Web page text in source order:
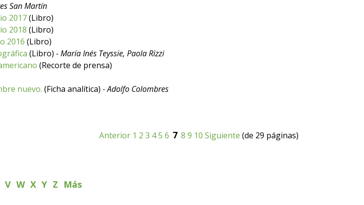
San Martín
2017(Libro)
2018 (Libro)
2016 (Libro)
(Libro) - María Inés Teyssie, Paola Rizzi
(Recorte de prensa)
nuevo. (Ficha analítica) - Adolfo Colombres
Anterior 1 2 3 45 6 7 8 9 10 Siguiente (de 29 páginas)
V W X Y Z Más